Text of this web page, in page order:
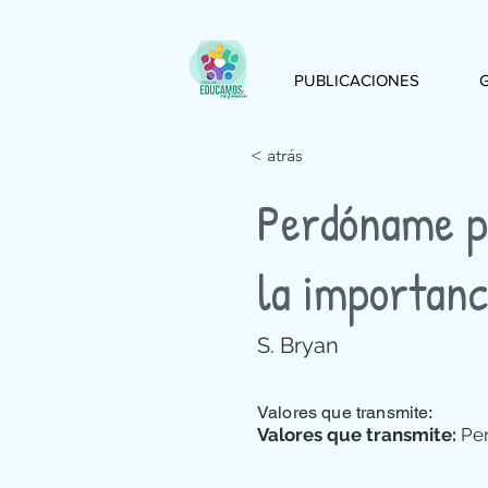
PUBLICACIONES
< atrás
Perdóname
la
S. Bryan
Valores que transmite:
Valores que transmite: